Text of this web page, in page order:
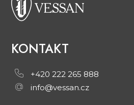
KONTAKT
+420 222 265 888
info@vessan.cz